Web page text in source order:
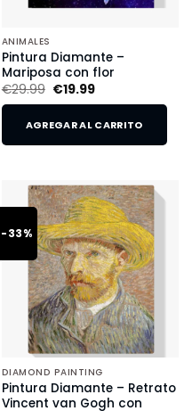
ANIMALES
Pintura Diamante –
Mariposa con flor
€29.99 €19.99
AGREGAR AL CARRITO
-33%
DIAMOND PAINTING
Pintura Diamante – Retrato
Vincent van Gogh con